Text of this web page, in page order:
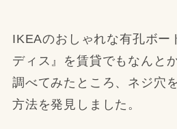
IKEAのおしゃれな有孔ボー
ディス』を賃貸でもなんと
調べてみたところ、ネジ穴
方法を発見しました。